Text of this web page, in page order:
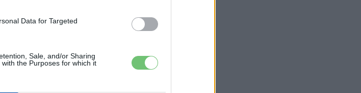
Data for Targeted
Sale, and/or Sharing
the Purposes for which it
liter